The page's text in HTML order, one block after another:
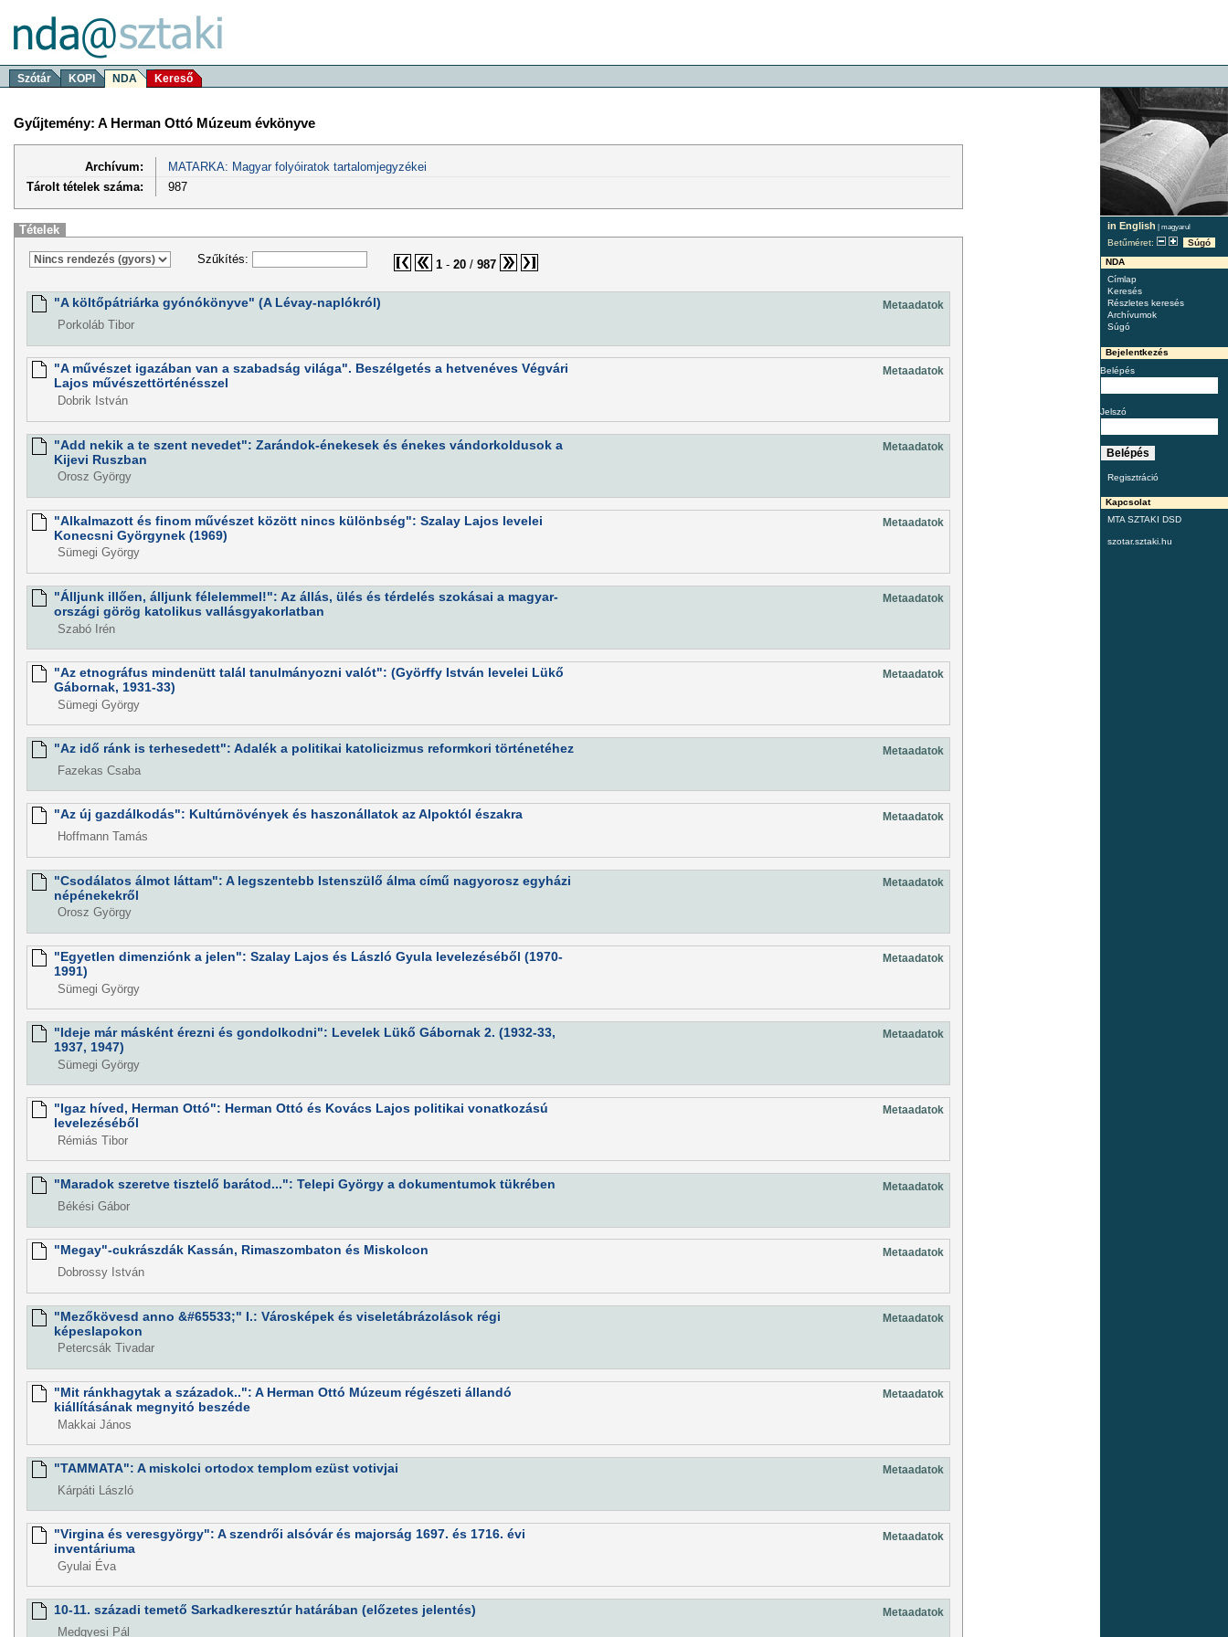
Szótár KOPI NDA Kereső
in English | magyarul
Betűméret:
Súgó
NDA
Címlap
Keresés
Részletes keresés
Archívumok
Súgó
Bejelentkezés
Belépés
Jelszó
Regisztráció
Kapcsolat
MTA SZTAKI DSD
szotar.sztaki.hu
Gyűjtemény: A Herman Ottó Múzeum évkönyve
Archívum:
MATARKA: Magyar folyóiratok tartalomjegyzékei
Tárolt tételek száma:
987
Tételek
Szűkítés: 1- 20/ 987
"A költőpátriárka gyónókönyve" (A Lévay-naplókról) Metaadatok
Porkoláb Tibor
"A művészet igazában van a szabadság világa". Beszélgetés a hetvenéves Végvári
Lajos művészettörténésszel
Metaadatok
Dobrik István
"Add nekik a te szent nevedet": Zarándok-énekesek és énekes vándorkoldusok a
Kijevi Ruszban
Metaadatok
Orosz György
"Alkalmazott és finom művészet között nincs különbség": Szalay Lajos levelei
Konecsni Györgynek (1969)
Metaadatok
Sümegi György
"Álljunk illően, álljunk félelemmel!": Az állás, ülés és térdelés szokásai a magyar-
országi görög katolikus vallásgyakorlatban
Metaadatok
Szabó Irén
"Az etnográfus mindenütt talál tanulmányozni valót": (Györffy István levelei Lükő
Gábornak, 1931-33)
Metaadatok
Sümegi György
"Az idő ránk is terhesedett": Adalék a politikai katolicizmus reformkori történetéhez Metaadatok
Fazekas Csaba
"Az új gazdálkodás": Kultúrnövények és haszonállatok az Alpoktól északra Metaadatok
Hoffmann Tamás
"Csodálatos álmot láttam": A legszentebb Istenszülő álma című nagyorosz egyházi
népénekekről
Metaadatok
Orosz György
"Egyetlen dimenziónk a jelen": Szalay Lajos és László Gyula levelezéséből (1970-
1991)
Metaadatok
Sümegi György
"Ideje már másként érezni és gondolkodni": Levelek Lükő Gábornak 2. (1932-33,
1937, 1947)
Metaadatok
Sümegi György
"Igaz híved, Herman Ottó": Herman Ottó és Kovács Lajos politikai vonatkozású
levelezéséből
Metaadatok
Rémiás Tibor
"Maradok szeretve tisztelő barátod...": Telepi György a dokumentumok tükrében Metaadatok
Békési Gábor
"Megay"-cukrászdák Kassán, Rimaszombaton és Miskolcon Metaadatok
Dobrossy István
"Mezőkövesd anno &#65533;" I.: Városképek és viseletábrázolások régi
képeslapokon
Metaadatok
Petercsák Tivadar
"Mit ránkhagytak a századok..": A Herman Ottó Múzeum régészeti állandó
kiállításának megnyitó beszéde
Metaadatok
Makkai János
"TAMMATA": A miskolci ortodox templom ezüst votivjai Metaadatok
Kárpáti László
"Virgina és veresgyörgy": A szendrői alsóvár és majorság 1697. és 1716. évi
inventáriuma
Metaadatok
Gyulai Éva
10-11. századi temető Sarkadkeresztúr határában (előzetes jelentés) Metaadatok
Medgyesi Pál